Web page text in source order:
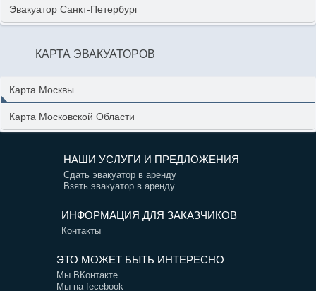
Эвакуатор Санкт-Петербург
КАРТА ЭВАКУАТОРОВ
Карта Москвы
Карта Московской Области
НАШИ УСЛУГИ И ПРЕДЛОЖЕНИЯ
Сдать эвакуатор в аренду
Взять эвакуатор в аренду
ИНФОРМАЦИЯ ДЛЯ ЗАКАЗЧИКОВ
Контакты
ЭТО МОЖЕТ БЫТЬ ИНТЕРЕСНО
Мы ВКонтакте
Мы на fecebook